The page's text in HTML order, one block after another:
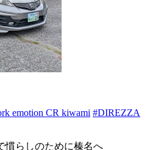
emotion CR kiwami #DIREZZA
慣らしのために榛名へ